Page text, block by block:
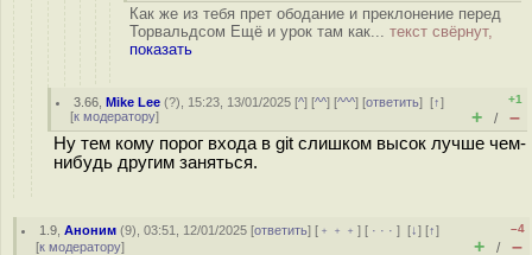
Как же из тебя прет ободание и преклонение перед
Торвальдсом Ещё и урок там как... текст свёрнут,
показать
3.66 ,Mike Lee (?), 15:23, 13/01/2025 [^] [^^] [^^^] [ответить][↑]
[к модератору]
+1
+ / –
Ну тем кому порог входа в git слишком высок лучше чем-
нибудь другим заняться.
1.9 ,Аноним (9), 03:51, 12/01/2025 [ответить] [ ﹢﹢﹢] [ · · ·][↓] [↑]
[к модератору]
–4
+ / –